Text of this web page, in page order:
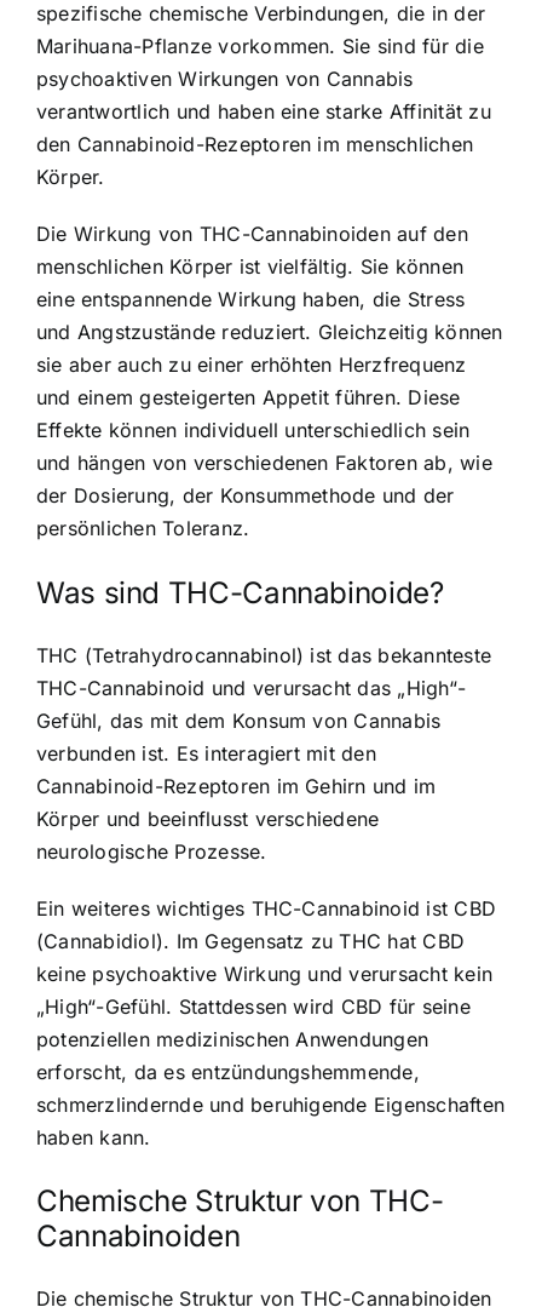
spezifische chemische Verbindungen, die in der
Marihuana-Pflanze vorkommen. Sie sind für die
psychoaktiven Wirkungen von Cannabis
verantwortlich und haben eine starke Affinität zu
den Cannabinoid-Rezeptoren im menschlichen
Körper.
Die Wirkung von THC-Cannabinoiden auf den
menschlichen Körper ist vielfältig. Sie können
eine entspannende Wirkung haben, die Stress
und Angstzustände reduziert. Gleichzeitig können
sie aber auch zu einer erhöhten Herzfrequenz
und einem gesteigerten Appetit führen. Diese
Effekte können individuell unterschiedlich sein
und hängen von verschiedenen Faktoren ab, wie
der Dosierung, der Konsummethode und der
persönlichen Toleranz.
Was sind THC-Cannabinoide?
THC (Tetrahydrocannabinol) ist das bekannteste
THC-Cannabinoid und verursacht das „High“-
Gefühl, das mit dem Konsum von Cannabis
verbunden ist. Es interagiert mit den
Cannabinoid-Rezeptoren im Gehirn und im
Körper und beeinflusst verschiedene
neurologische Prozesse.
Ein weiteres wichtiges THC-Cannabinoid ist CBD
(Cannabidiol). Im Gegensatz zu THC hat CBD
keine psychoaktive Wirkung und verursacht kein
„High“-Gefühl. Stattdessen wird CBD für seine
potenziellen medizinischen Anwendungen
erforscht, da es entzündungshemmende,
schmerzlindernde und beruhigende Eigenschaften
haben kann.
Chemische Struktur von THC-
Cannabinoiden
Die chemische Struktur von THC-Cannabinoiden